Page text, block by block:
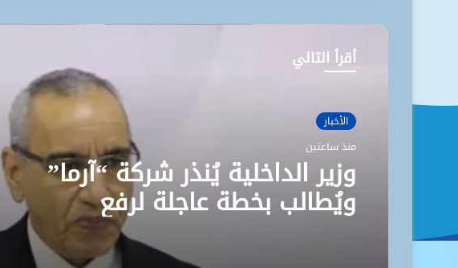
أقرأ التالي
الأخبار
منذ ساعتين
وزير الداخلية يُنذر شركة “آرما”
ويُطالب بخطة عاجلة لرفع
مستوى نظافة نواكشوط